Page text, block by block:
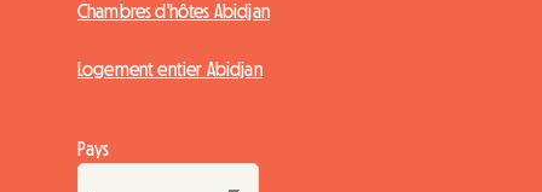
Chambres d'hôtes Abidjan
Logement entier Abidjan
Pays